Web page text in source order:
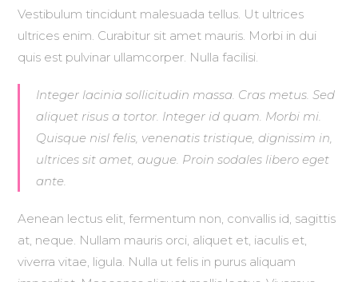
Vestibulum tincidunt malesuada tellus. Ut ultrices
ultrices enim. Curabitur sit amet mauris. Morbi in dui
quis est pulvinar ullamcorper. Nulla facilisi.
Integer lacinia sollicitudin massa. Cras metus. Sed
aliquet risus a tortor. Integer id quam. Morbi mi.
Quisque nisl felis, venenatis tristique, dignissim in,
ultrices sit amet, augue. Proin sodales libero eget
ante.
Aenean lectus elit, fermentum non, convallis id, sagittis
at, neque. Nullam mauris orci, aliquet et, iaculis et,
viverra vitae, ligula. Nulla ut felis in purus aliquam